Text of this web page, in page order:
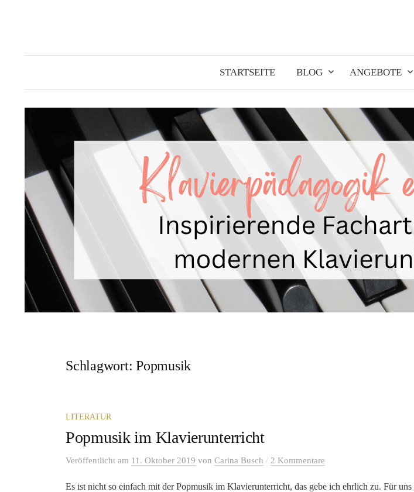
STARTSEITE BLOG ANGEBOTE
Schlagwort:Popmusik
LITERATUR
Popmusik im Klavierunterricht
Veröffentlicht am 11. Oktober 2019 von Carina Busch / 2 Kommentare
Es ist nicht so einfach mit der Popmusik im Klavierunterricht, das gebe ich ehrlich zu. Für uns